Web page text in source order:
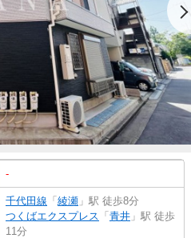
-
千代田線 「綾瀬 」駅 徒歩8分
つくばエクスプレス 「青井 」駅 徒歩
11分